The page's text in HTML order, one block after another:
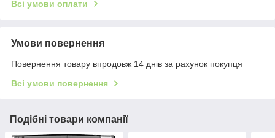
Всі умови оплати
Умови повернення
Повернення товару впродовж 14 днів за рахунок покупця
Всі умови повернення
Подібні товари компанії